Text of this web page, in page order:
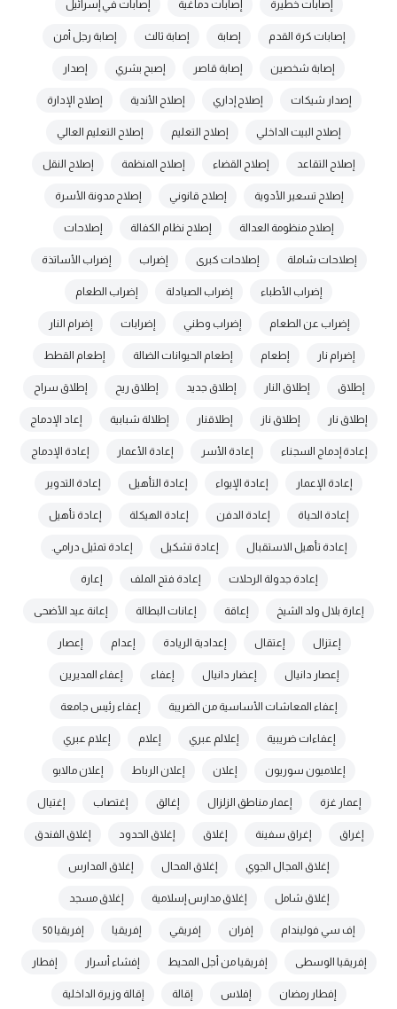
إصابات خطيرة إصابات دماغية إصابات في إسرائيل
إصابات كرة القدم إصابة إصابة ثالث إصابة رجل أمن
إصابة شخصين إصابة قاصر إصبح بشري إصدار
إصدار شيكات إصلاح إداري إصلاح الأندية إصلاح الإدارة
إصلاح البيت الداخلي إصلاح التعليم إصلاح التعليم العالي
إصلاح التقاعد إصلاح القضاء إصلاح المنظمة إصلاح النقل
إصلاح تسعير الأدوية إصلاح قانوني إصلاح مدونة الأسرة
إصلاح منظومة العدالة إصلاح نظام الكفالة إصلاحات
إصلاحات شاملة إصلاحات كبرى إضراب إضراب الأساتذة
إضراب الأطباء إضراب الصيادلة إضراب الطعام
إضراب عن الطعام إضراب وطني إضرابات إضرام النار
إضرام نار إطعام إطعام الحيوانات الضالة إطعام القطط
إطلاق إطلاق النار إطلاق جديد إطلاق ريح إطلاق سراح
إطلاق نار إطلاق ناز إطلاقنار إطلالة شبابية إعاد الإدماج
إعادة إدماج السجناء إعادة الأسر إعادة الأعمار إعادة الإدماج
إعادة الإعمار إعادة الإيواء إعادة التأهيل إعادة التدوير
إعادة الحياة إعادة الدفن إعادة الهيكلة إعادة تأهيل
إعادة تأهيل الاستقبال إعادة تشكيل إعادة تمثيل درامي.
إعادة جدولة الرحلات إعادة فتح الملف إعارة
إعارة بلال ولد الشيخ إعاقة إعانات البطالة إعانة عيد الأضحى
إعتزال إعتقال إعدادية الريادة إعدام إعصار
إعصار دانيال إعضار دانيال إعفاء إعفاء المديرين
إعفاء المعاشات الأساسية من الضريبة إعفاء رئيس جامعة
إعفاءات ضريبية إعلالم عبري إعلام إعلام عبري
إعلاميون سوريون إعلان إعلان الرباط إعلان مالابو
إعمار غزة إعمار مناطق الزلزال إغالق إغتصاب إغتيال
إغراق إغراق سفينة إغلاق إغلاق الحدود إغلاق الفندق
إغلاق المجال الجوي إغلاق المحال إغلاق المدارس
إغلاق شامل إغلاق مدارس إسلامية إغلاق مسجد
إف سي فوليندام إفران إفريقي إفريقيا إفريقيا 50
إفريقيا الوسطى إفريقيا من أجل المحيط إفشاء أسرار إفطار
إفطار رمضان إفلاس إقالة إقالة وزيرة الداخلية